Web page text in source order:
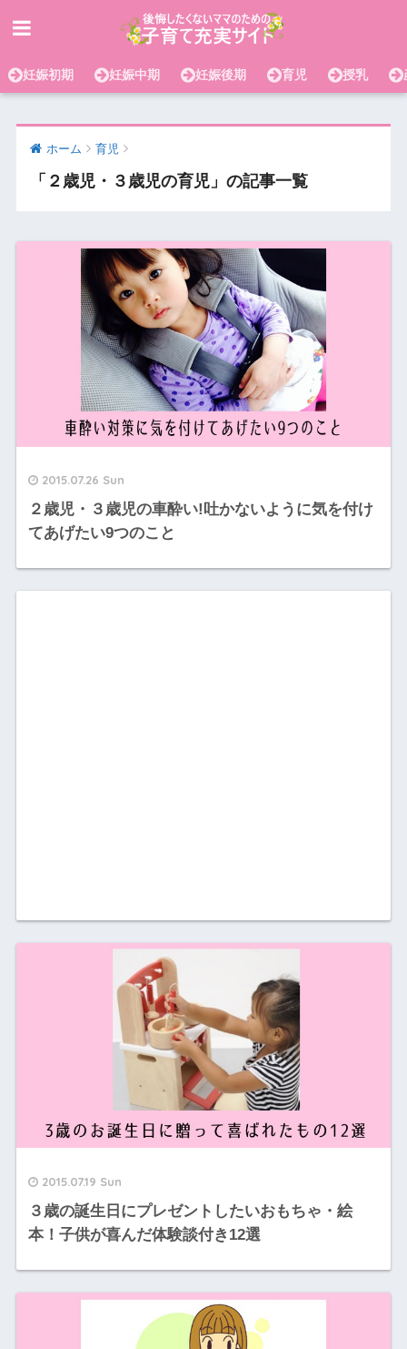
妊娠初期 妊娠中期 妊娠後期 育児 授乳
ホーム 育児
「２歳児・３歳児の育児」の記事一覧
2015.07.26 Sun
２歳児・３歳児の車酔い!吐かないように気を付け
てあげたい9つのこと
2015.07.19 Sun
３歳の誕生日にプレゼントしたいおもちゃ・絵
本！子供が喜んだ体験談付き12選